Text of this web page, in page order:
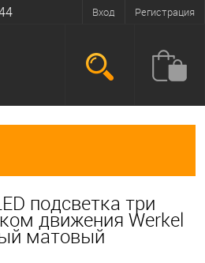
Вход Регистрация
подсветка три
движения Werkel
матовый